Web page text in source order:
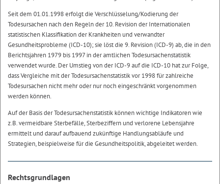
Seit dem 01.01.1998 erfolgt die Verschlüsselung/Kodierung der
Todesursachen nach den Regeln der 10. Revision der Internationalen
statistischen Klassifikation der Krankheiten und verwandter
Gesundheitsprobleme (ICD-10); sie löst die 9. Revision (ICD-9) ab, die in den
Berichtsjahren 1979 bis 1997 in der amtlichen Todesursachenstatistik
verwendet wurde. Der Umstieg von der ICD-9 auf die ICD-10 hat zur Folge,
dass Vergleiche mit der Todesursachenstatistik vor 1998 für zahlreiche
Todesursachen nicht mehr oder nur noch eingeschränkt vorgenommen
werden können.
Auf der Basis der Todesursachenstatistik können wichtige Indikatoren wie
z.B. vermeidbare Sterbefälle, Sterbeziffern und verlorene Lebensjahre
ermittelt und darauf aufbauend zukünftige Handlungsabläufe und
Strategien, beispielweise für die Gesundheitspolitik, abgeleitet werden.
Rechtsgrundlagen